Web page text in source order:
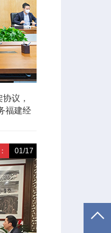
议，
福建经
01/17